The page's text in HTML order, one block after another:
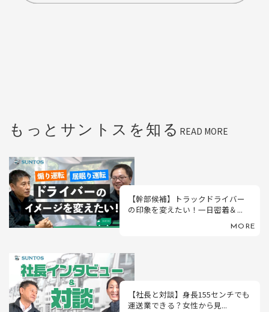
もっとサントスを知る READ MORE
【幹部候補】トラックドライバー
の印象を変えたい！一日密着＆...
MORE
【社長と対談】身長155センチでも
運送業できる？女性から見...